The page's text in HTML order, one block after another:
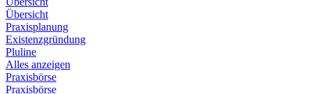
Übersicht
Praxisplanung
Existenzgründung
Pluline
Alles anzeigen
Praxisbörse
Praxisbörse